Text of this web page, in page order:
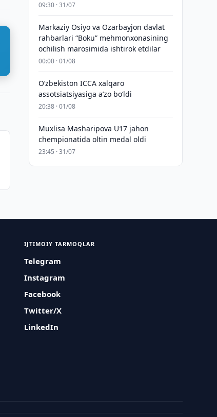
09:30 · 31/07
Markaziy Osiyo va Ozarbayjon davlat
rahbarlari “Boku” mehmonxonasining
ochilish marosimida ishtirok etdilar
00:00 · 01/08
O‘zbekiston ICCA xalqaro
assotsiatsiyasiga aʼzo bo‘ldi
20:38 · 01/08
Muxlisa Masharipova U17 jahon
chempionatida oltin medal oldi
23:45 · 31/07
IJTIMOIY TARMOQLAR
Telegram
Instagram
Facebook
Twitter/X
LinkedIn